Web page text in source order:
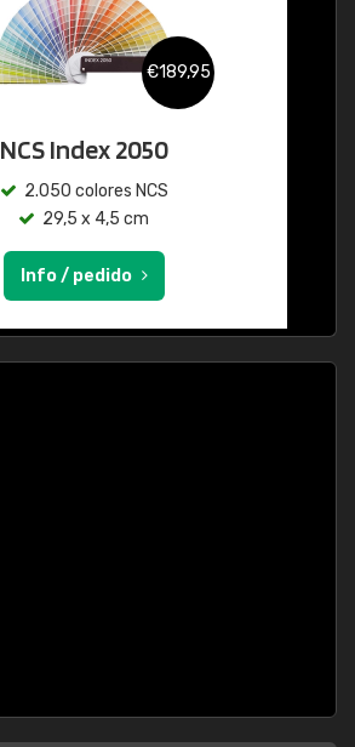
€189,95
NCS Index 2050
2.050 colores NCS
29,5 x 4,5 cm
Info / pedido